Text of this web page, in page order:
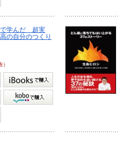
で学んだ 超実
の自分のつくり